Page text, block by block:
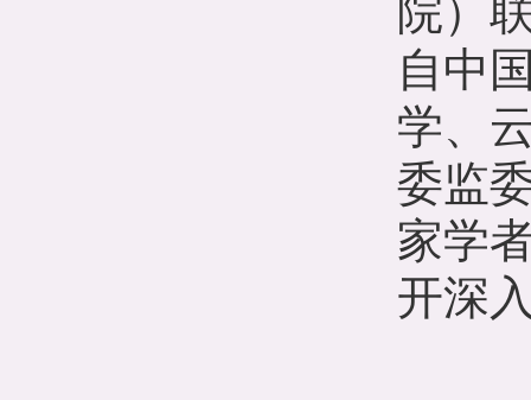
院）
自中
学、
委监
家学
开深